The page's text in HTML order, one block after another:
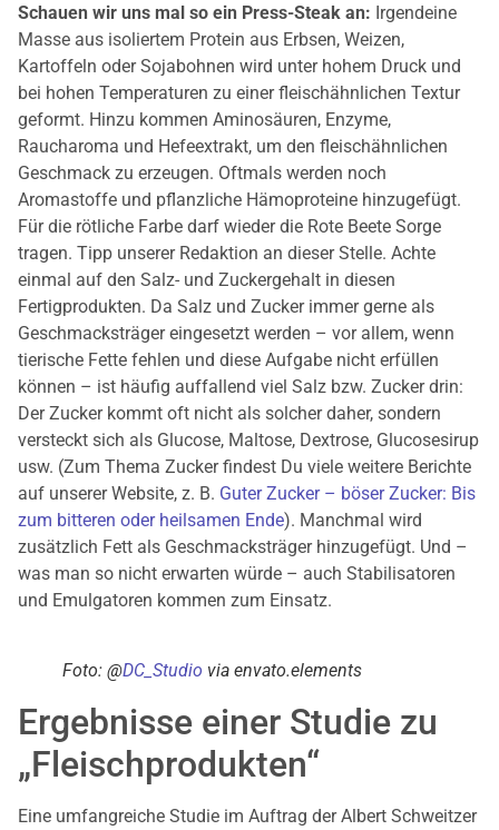
Schauen wir uns mal so ein Press-Steak an: Irgendeine
Masse aus isoliertem Protein aus Erbsen, Weizen,
Kartoffeln oder Sojabohnen wird unter hohem Druck und
bei hohen Temperaturen zu einer fleischähnlichen Textur
geformt. Hinzu kommen Aminosäuren, Enzyme,
Raucharoma und Hefeextrakt, um den fleischähnlichen
Geschmack zu erzeugen. Oftmals werden noch
Aromastoffe und pflanzliche Hämoproteine hinzugefügt.
Für die rötliche Farbe darf wieder die Rote Beete Sorge
tragen. Tipp unserer Redaktion an dieser Stelle. Achte
einmal auf den Salz- und Zuckergehalt in diesen
Fertigprodukten. Da Salz und Zucker immer gerne als
Geschmacksträger eingesetzt werden – vor allem, wenn
tierische Fette fehlen und diese Aufgabe nicht erfüllen
können – ist häufig auffallend viel Salz bzw. Zucker drin:
Der Zucker kommt oft nicht als solcher daher, sondern
versteckt sich als Glucose, Maltose, Dextrose, Glucosesirup
usw. (Zum Thema Zucker findest Du viele weitere Berichte
auf unserer Website, z. B. Guter Zucker – böser Zucker: Bis
zum bitteren oder heilsamen Ende). Manchmal wird
zusätzlich Fett als Geschmacksträger hinzugefügt. Und –
was man so nicht erwarten würde – auch Stabilisatoren
und Emulgatoren kommen zum Einsatz.
Foto: @DC_Studio via envato.elements
Ergebnisse einer Studie zu
„Fleischprodukten“
Eine umfangreiche Studie im Auftrag der Albert Schweitzer